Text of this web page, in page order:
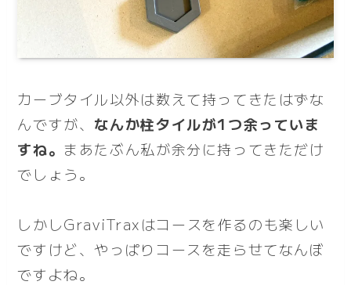
カーブタイル以外は数えて持ってきたはずな
んですが、 なんか柱タイルが1つ余っていま
すね。 まあたぶん私が余分に持ってきただけ
でしょう。
しかしGraviTraxはコースを作るのも楽しい
ですけど、やっぱりコースを走らせてなんぼ
ですよね。